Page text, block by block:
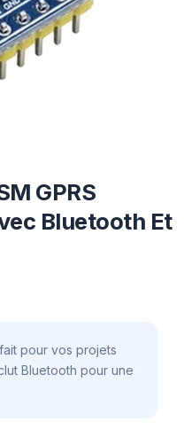
GPRS
Bluetooth Et
pour vos projets
Bluetooth pour une